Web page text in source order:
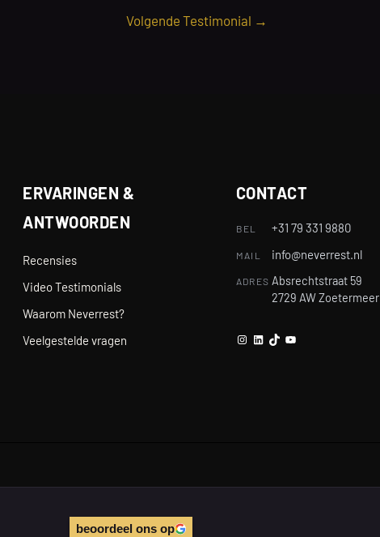
Volgende Testimonial →
ERVARINGEN &
ANTWOORDEN
Recensies
Video Testimonials
Waarom Neverrest?
Veelgestelde vragen
CONTACT
BEL +31 79 331 9880
MAIL info@neverrest.nl
ADRES Absrechtstraat 59
2729 AW Zoetermeer
Instagram
LinkedIn
TikTokYouTube
beoordeel ons op